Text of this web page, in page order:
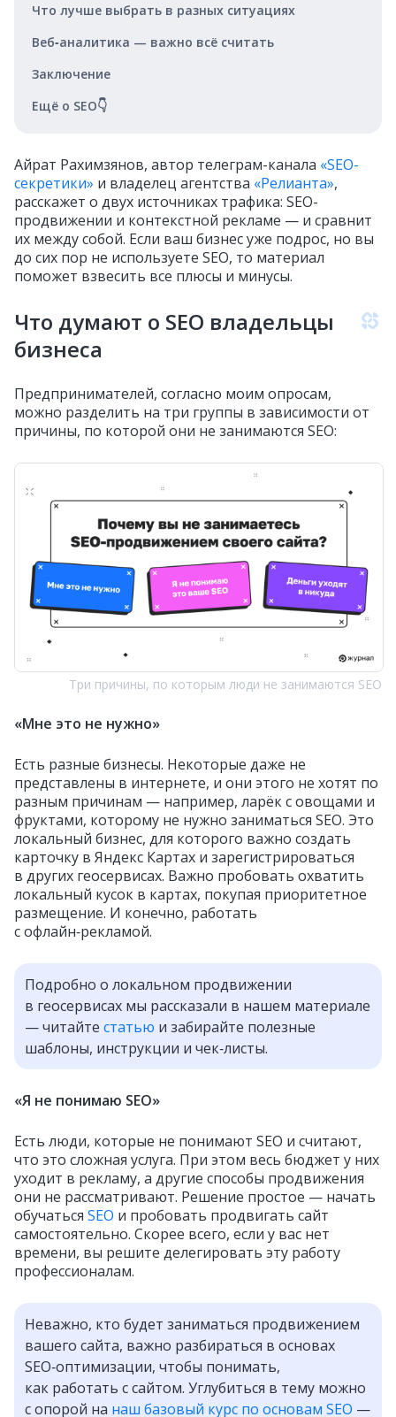
Что лучше выбрать в разных ситуациях
Веб‑аналитика — важно всё считать
Заключение
Ещё о SEO👇
Айрат Рахимзянов, автор телеграм-канала «SEO-
секретики» и владелец агентства «Релианта»,
расскажет о двух источниках трафика: SEO-
продвижении и контекстной рекламе — и сравнит
их между собой. Если ваш бизнес уже подрос, но вы
до сих пор не используете SEO, то материал
поможет взвесить все плюсы и минусы.
Что думают о SEO владельцы
бизнеса
Предпринимателей, согласно моим опросам,
можно разделить на три группы в зависимости от
причины, по которой они не занимаются SEO:
Три причины, по которым люди не занимаются SEO
«Мне это не нужно»
Есть разные бизнесы. Некоторые даже не
представлены в интернете, и они этого не хотят по
разным причинам — например, ларёк с овощами и
фруктами, которому не нужно заниматься SEO. Это
локальный бизнес, для которого важно создать
карточку в Яндекс Картах и зарегистрироваться
в других геосервисах. Важно пробовать охватить
локальный кусок в картах, покупая приоритетное
размещение. И конечно, работать
с офлайн‑рекламой.
Подробно о локальном продвижении
в геосервисах мы рассказали в нашем материале
— читайте статью и забирайте полезные
шаблоны, инструкции и чек‑листы.
«Я не понимаю SEO»
Есть люди, которые не понимают SEO и считают,
что это сложная услуга. При этом весь бюджет у них
уходит в рекламу, а другие способы продвижения
они не рассматривают. Решение простое — начать
обучаться SEO и пробовать продвигать сайт
самостоятельно. Скорее всего, если у вас нет
времени, вы решите делегировать эту работу
профессионалам.
Неважно, кто будет заниматься продвижением
вашего сайта, важно разбираться в основах
SEO‑оптимизации, чтобы понимать,
как работать с сайтом. Углубиться в тему можно
с опорой на наш базовый курс по основам SEO —